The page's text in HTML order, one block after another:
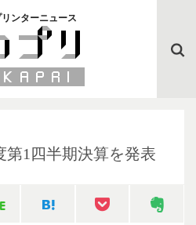
ンターニュース
第1四半期決算を発表